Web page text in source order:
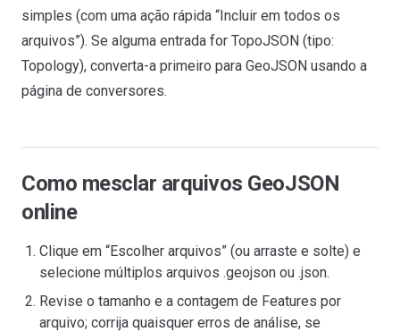
simples (com uma ação rápida “Incluir em todos os
arquivos”). Se alguma entrada for TopoJSON (tipo:
Topology), converta-a primeiro para GeoJSON usando a
página de conversores.
Como mesclar arquivos GeoJSON
online
Clique em “Escolher arquivos” (ou arraste e solte) e
selecione múltiplos arquivos .geojson ou .json.
Revise o tamanho e a contagem de Features por
arquivo; corrija quaisquer erros de análise, se